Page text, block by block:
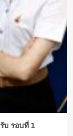
บ รอบที่ 1